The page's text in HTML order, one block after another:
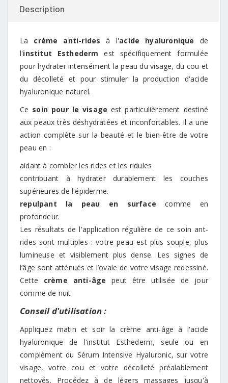
Description
La crème anti-rides à l'acide hyaluronique de
l'institut Esthederm est spécifiquement formulée
pour hydrater intensément la peau du visage, du cou et
du décolleté et pour stimuler la production d'acide
hyaluronique naturel.
Ce soin pour le visage est particulièrement destiné
aux peaux très déshydratées et inconfortables. Il a une
action complète sur la beauté et le bien-être de votre
peau en :
aidant à combler les rides et les ridules
contribuant à hydrater durablement les couches
supérieures de l'épiderme.
repulpant la peau en surface comme en
profondeur.
Les résultats de l'application régulière de ce soin ant-
rides sont multiples : votre peau est plus souple, plus
lumineuse et visiblement plus dense. Les signes de
l’âge sont atténués et l’ovale de votre visage redessiné.
Cette crème anti-âge peut être utilisée de jour
comme de nuit.
Conseil d'utilisation :
Appliquez matin et soir la crème anti-âge à l'acide
hyaluronique de l'institut Esthederm, seule ou en
complément du Sérum Intensive Hyaluronic, sur votre
visage, votre cou et votre décolleté préalablement
nettoyés. Procédez à de légers massages jusqu'à